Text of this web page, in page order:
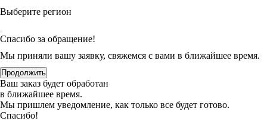
Выберите регион
Спасибо за обращение!
Мы приняли вашу заявку, свяжемся с вами в ближайшее время.
Продолжить
Ваш заказ будет обработан
в ближайшее время.
Мы пришлем уведомление, как только все будет готово.
Спасибо!